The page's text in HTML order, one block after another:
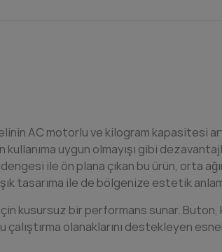
AC motorlu ve kilogram kapasitesi
uygun olmayışı gibi
ile ön plana çıkan bu ürün, orta
tasarıma ile de bölgenize estetik
kusursuz bir performans sunar.
olanaklarını destekleyen